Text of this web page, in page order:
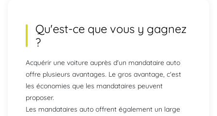
Qu'est-ce que vous y gagnez
?
Acquérir une voiture auprès d'un mandataire auto
offre plusieurs avantages. Le gros avantage, c'est
les économies que les mandataires peuvent
proposer.
Les mandataires auto offrent également un large